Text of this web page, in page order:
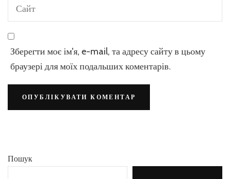
Зберегти моє ім'я, e-mail, та адресу сайту в цьому
браузері для моїх подальших коментарів.
Пошук